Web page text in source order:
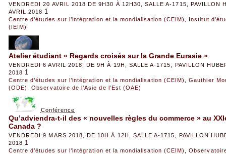
VENDREDI 20 AVRIL 2018 DE 9H30 À 12H30, SALLE A-1715, PAVILLON
AVRIL 2018 1
Centre d’études sur l’intégration et la mondialisation (CEIM)
Institut
(IEIM)
Atelier étudiant « Regards croisés sur la Grande Eurasie »
VENDREDI 6 AVRIL 2018, DE 9H À 19H, SALLE A-1715, PAVILLON
2018 1
Centre d’études sur l’intégration et la mondialisation (CEIM) ,Gauthier
(ODE)
,Observatoire de l’Asie de l’Est (OAE)
Conférence
Qu’adviendra-t-il des « nouvelles règles du commerce » au
Canada ?
VENDREDI 9 MARS 2018, DE 10H À 12H, SALLE A-1715, PAVILLON
2018 1
Centre d’études sur l’intégration et la mondialisation (CEIM) ,